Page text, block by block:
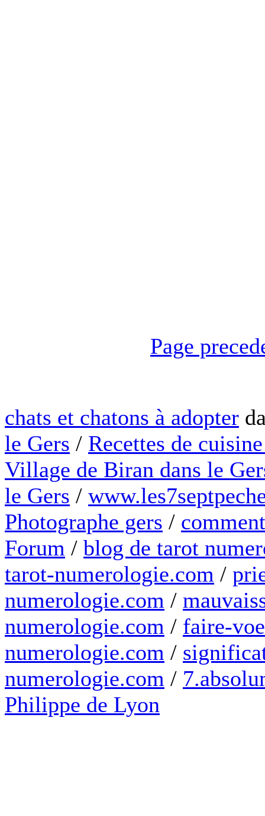
Page
chats et chatons à adopter
le Gers / Recettes de
Village de Biran dans le
le Gers /
Photographe gers /
Forum / blog de tarot
tarot-numerologie.com /
numerologie.com /
numerologie.com / faire-
numerologie.com /
numerologie.com /
Philippe de Lyon